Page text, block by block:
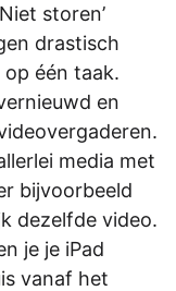
storen’
drastisch
één taak.
en
media met
bijvoorbeeld
dezelfde video.
je je iPad
vanaf het